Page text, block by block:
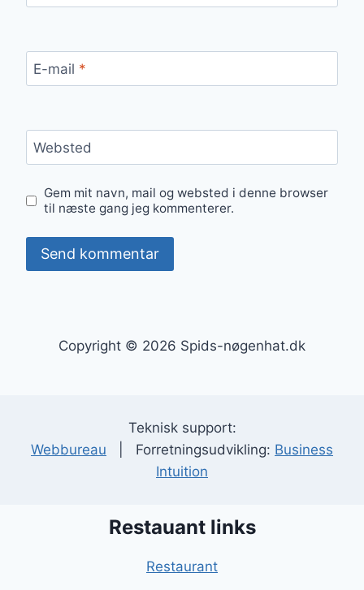
E-mail *
Websted
Gem mit navn, mail og websted i denne browser
til næste gang jeg kommenterer.
Copyright © 2026 Spids-nøgenhat.dk
Teknisk support:
Webbureau | Forretningsudvikling: Business
Intuition
Restauant links
Restaurant